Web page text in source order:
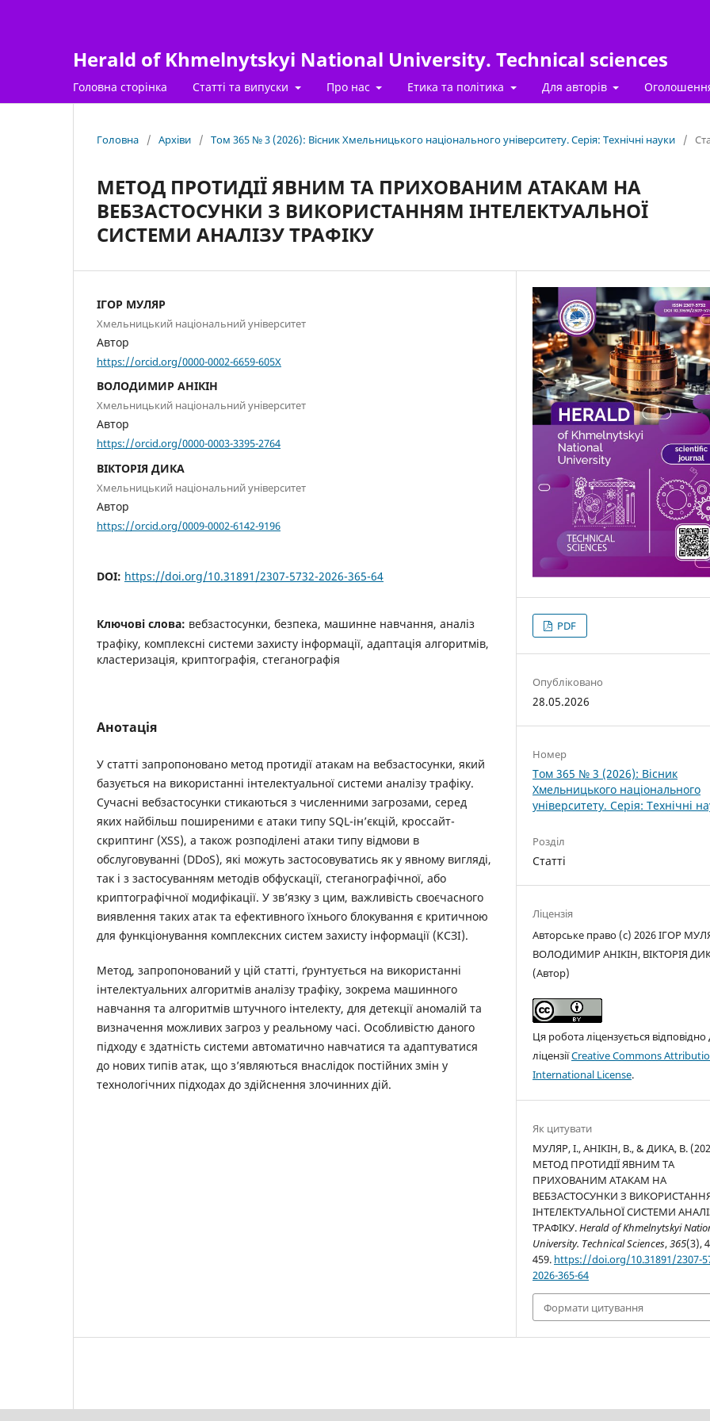
Herald of Khmelnytskyi National University. Technical sciences
Головна сторінка Статті та випуски Про нас Етика та політика Для авторів
Головна / Архіви / Том 365 № 3 (2026): Вісник Хмельницького національного університету. Серія: Технічні науки /
МЕТОД ПРОТИДІЇ ЯВНИМ ТА ПРИХОВАНИМ АТАКАМ НА
ВЕБЗАСТОСУНКИ З ВИКОРИСТАННЯМ ІНТЕЛЕКТУАЛЬНОЇ
СИСТЕМИ АНАЛІЗУ ТРАФІКУ
ІГОР МУЛЯР
Хмельницький національний університет
Автор
https://orcid.org/0000-0002-6659-605X
ВОЛОДИМИР АНІКІН
Хмельницький національний університет
Автор
https://orcid.org/0000-0003-3395-2764
ВІКТОРІЯ ДИКА
Хмельницький національний університет
Автор
https://orcid.org/0009-0002-6142-9196
DOI: https://doi.org/10.31891/2307-5732-2026-365-64
Ключові слова: вебзастосунки, безпека, машинне навчання, аналіз
трафіку, комплексні системи захисту інформації, адаптація алгоритмів,
кластеризація, криптографія, стеганографія
Анотація
У статті запропоновано метод протидії атакам на вебзастосунки, який
базується на використанні інтелектуальної системи аналізу трафіку.
Сучасні вебзастосунки стикаються з численними загрозами, серед
яких найбільш поширеними є атаки типу SQL-ін’єкцій, кроссайт-
скриптинг (XSS), а також розподілені атаки типу відмови в
обслуговуванні (DDoS), які можуть застосовуватись як у явному вигляді,
так і з застосуванням методів обфускації, стеганографічної, або
криптографічної модифікації. У зв’язку з цим, важливість своєчасного
виявлення таких атак та ефективного їхнього блокування є критичною
для функціонування комплексних систем захисту інформації (КСЗІ).
Метод, запропонований у цій статті, ґрунтується на використанні
інтелектуальних алгоритмів аналізу трафіку, зокрема машинного
навчання та алгоритмів штучного інтелекту, для детекції аномалій та
визначення можливих загроз у реальному часі. Особливістю даного
підходу є здатність системи автоматично навчатися та адаптуватися
до нових типів атак, що з’являються внаслідок постійних змін у
технологічних підходах до здійснення злочинних дій.
PDF
Опубліковано
28.05.2026
Номер
Том 365 № 3 (2026): Вісник
Хмельницького національного
університету. Серія: Технічні
Розділ
Статті
Ліцензія
Авторське право (c) 2026 ІГОР
ВОЛОДИМИР АНІКІН, ВІКТОРІЯ
(Автор)
Ця робота ліцензується відповідно
ліцензіїCreative Commons
International License.
Як цитувати
МУЛЯР, І., АНІКІН, В., & ДИКА, В.
МЕТОД ПРОТИДІЇ ЯВНИМ ТА
ПРИХОВАНИМ АТАКАМ НА
ВЕБЗАСТОСУНКИ З
ІНТЕЛЕКТУАЛЬНОЇ СИСТЕМИ
ТРАФІКУ.Herald of Khmelnytskyi
University. Technical Sciences,365(3),
459. https://doi.org/10.31891/2307-
2026-365-64
Формати цитування